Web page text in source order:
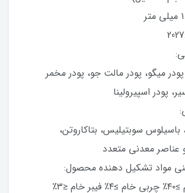
میگو، پودر مالت جو، پودر مخمر
پودر اسپیرولینا
باسیلوس سوبتیلیس، بتاکاروتن،
عناصر معدنی متعدد
مواد تشکیل دهنده محصول:
پروتئین خام ≥۴۰٪ چربی خام ≥۴٪ فیبر خام ≤۳٪